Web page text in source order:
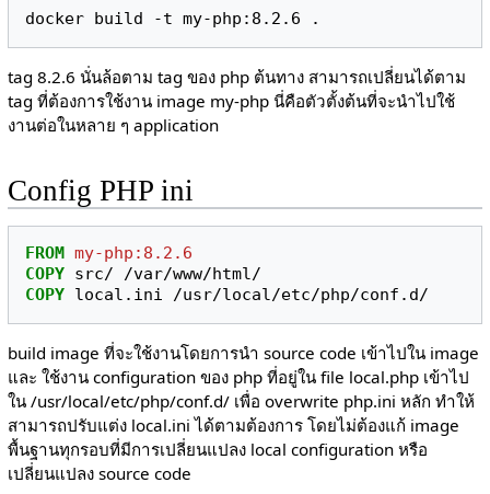
tag 8.2.6 นั่นล้อตาม tag ของ php ต้นทาง สามารถเปลี่ยนได้ตาม
tag ที่ต้องการใช้งาน image my-php นี่คือตัวตั้งต้นที่จะนำไปใช้
งานต่อในหลาย ๆ application
Config PHP ini
FROM
my-php:8.2.6
COPY
COPY
build image ที่จะใช้งานโดยการนำ source code เข้าไปใน image
และ ใช้งาน configuration ของ php ที่อยู่ใน file local.php เข้าไป
ใน /usr/local/etc/php/conf.d/ เพื่อ overwrite php.ini หลัก ทำให้
สามารถปรับแต่ง local.ini ได้ตามต้องการ โดยไม่ต้องแก้ image
พื้นฐานทุกรอบที่มีการเปลี่ยนแปลง local configuration หรือ
เปลี่ยนแปลง source code